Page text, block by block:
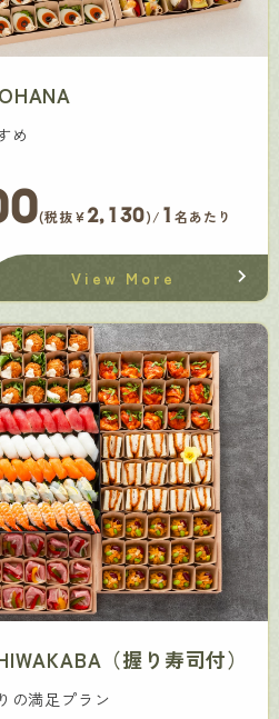
め
(税抜¥2,130)/ 1 名あたり
View More
（握り寿司付）
の満足プラン